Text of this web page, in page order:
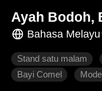
Ayah Bodoh,
Bahasa Melayu
Stand satu malam
Bayi Comel